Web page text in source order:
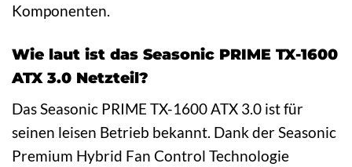
Komponenten.
Wie laut ist das Seasonic PRIME TX-1600
ATX 3.0 Netzteil?
Das Seasonic PRIME TX-1600 ATX 3.0 ist für
seinen leisen Betrieb bekannt. Dank der Seasonic
Premium Hybrid Fan Control Technologie